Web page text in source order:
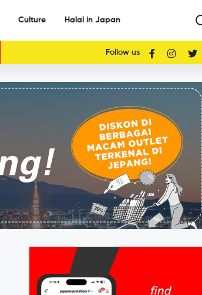
Culture Halal in Japan
Follow us